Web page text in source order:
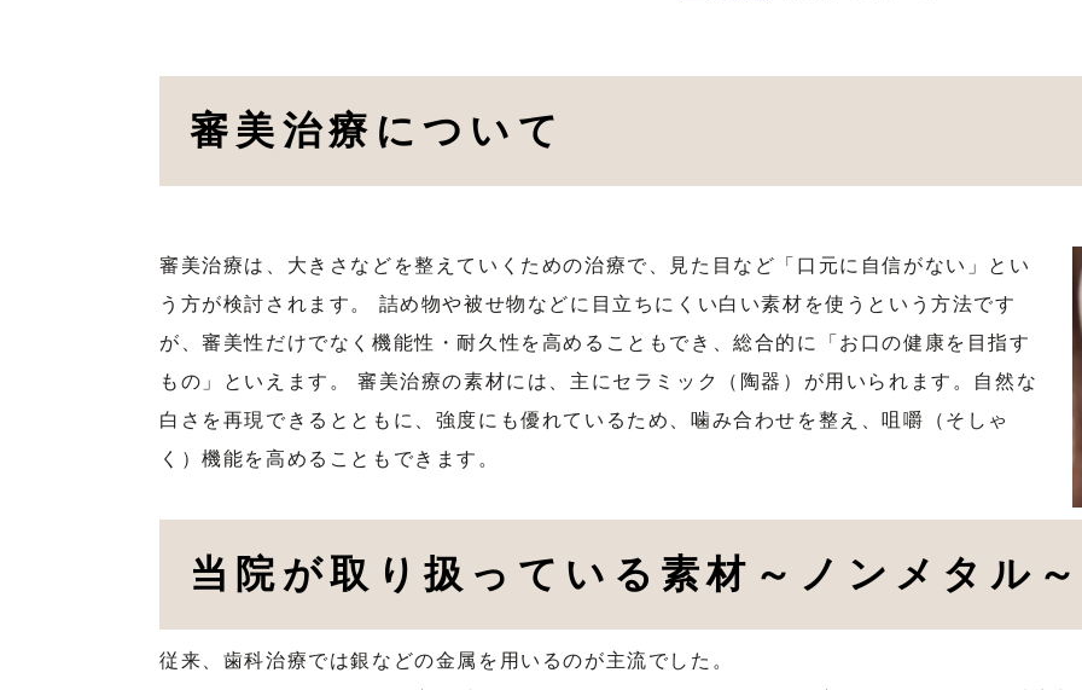
審美治療について
審美治療は、大きさなどを整えていくための治療で、見た目など「口元に自信がない」とい
う方が検討されます。 詰め物や被せ物などに目立ちにくい白い素材を使うという方法です
が、審美性だけでなく機能性・耐久性を高めることもでき、総合的に「お口の健康を目指す
もの」といえます。 審美治療の素材には、主にセラミック（陶器）が用いられます。自然な
白さを再現できるとともに、強度にも優れているため、噛み合わせを整え、咀嚼（そしゃ
く）機能を高めることもできます。
当院が取り扱っている素材～ノンメタル
従来、歯科治療では銀などの金属を用いるのが主流でした。